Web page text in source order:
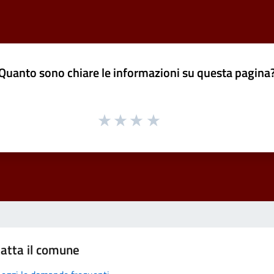
sono chiare le informazioni su questa
il comune